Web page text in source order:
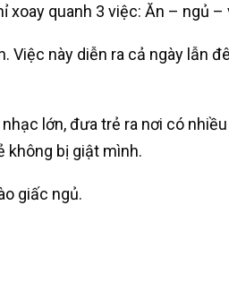
xoay quanh 3 việc: Ăn – ngủ –
Việc này diễn ra cả ngày lẫn
lớn, đưa trẻ ra nơi có nhiều
không bị giật mình.
giấc ngủ.